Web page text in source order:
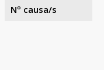
Nº causa/s